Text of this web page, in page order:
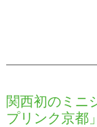
関西初のミニ
プリンク京都」